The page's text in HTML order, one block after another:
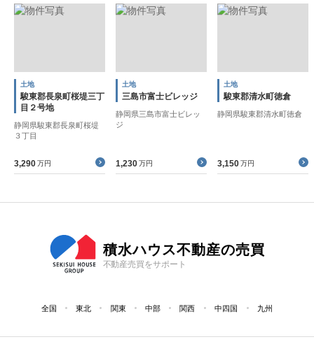
土地
駿東郡長泉町桜堤三丁
目２号地
静岡県駿東郡長泉町桜堤
３丁目
3,290 万円
土地
三島市富士ビレッジ
静岡県三島市富士ビレッ
ジ
1,230 万円
土地
駿東郡清水町徳倉
静岡県駿東郡清水町徳倉
3,150 万円
積水ハウス不動産の売買
不動産売買をサポート
全国 東北 関東 中部 関西 中四国 九州